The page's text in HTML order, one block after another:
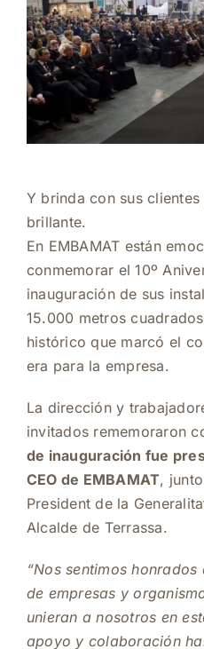
Y brinda con sus
brillante.
En EMBAMAT están
conmemorar el 10º
inauguración de sus
15.000 metros
histórico que marcó el
era para la empresa.
La dirección y
invitados rememoraron
de inauguración fue
CEO de EMBAMAT,
President de la
Alcalde de Terrassa.
“Nos sentimos
de empresas y
unieran a nosotros en
apoyo y colaboración